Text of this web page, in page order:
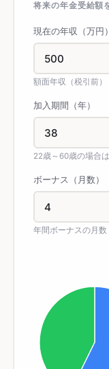
将来の年金受給額
現在の年収（万円）
額面年収（税引前）
加入期間（年）
22歳～60歳の場合
ボーナス（月数）
年間ボーナスの月数